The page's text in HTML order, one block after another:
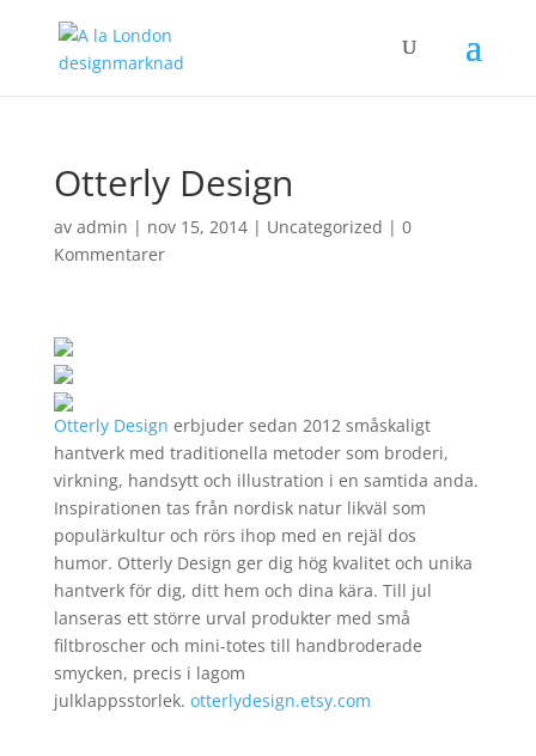
Otterly Design
av admin | nov 15, 2014| Uncategorized | 0
Kommentarer
Otterly Design erbjuder sedan 2012 småskaligt
hantverk med traditionella metoder som broderi,
virkning, handsytt och illustration i en samtida anda.
Inspirationen tas från nordisk natur likväl som
populärkultur och rörs ihop med en rejäl dos
humor. Otterly Design ger dig hög kvalitet och unika
hantverk för dig, ditt hem och dina kära. Till jul
lanseras ett större urval produkter med små
filtbroscher och mini-totes till handbroderade
smycken, precis i lagom
julklappsstorlek. otterlydesign.etsy.com